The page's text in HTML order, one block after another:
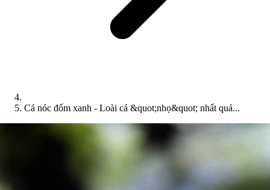
Cá nóc đốm xanh - Loài cá &quot;nhọ&quot; nhất quả...